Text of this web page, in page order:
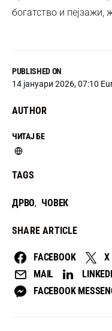
PUBLISHED ON
14 јануари 2026, 07:10
AUTHOR
ЧИТАЈ БЕ
TAGS
ДРВО, ЧОВЕК
SHARE ARTICLE
FACEBOOK X
MAIL
FACEBOOK
богатство и пејзажи,